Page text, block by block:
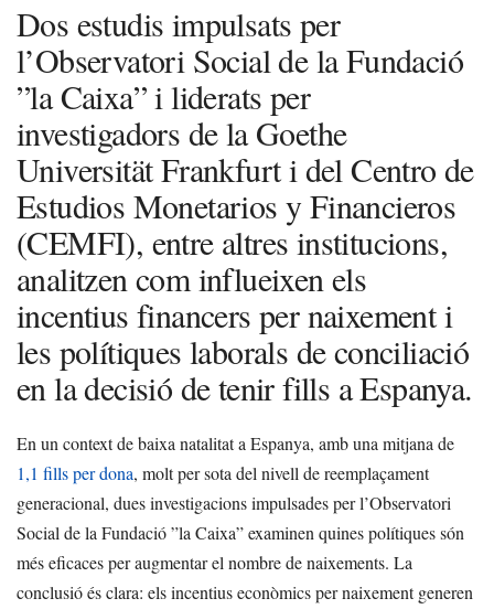
Dos estudis impulsats per
l’Observatori Social de la Fundació
”la Caixa” i liderats per
investigadors de la Goethe
Universität Frankfurt i del Centro de
Estudios Monetarios y Financieros
(CEMFI), entre altres institucions,
analitzen com influeixen els
incentius financers per naixement i
les polítiques laborals de conciliació
en la decisió de tenir fills a Espanya.
En un context de baixa natalitat a Espanya, amb una mitjana de
1,1 fills per dona, molt per sota del nivell de reemplaçament
generacional, dues investigacions impulsades per l’Observatori
Social de la Fundació ”la Caixa” examinen quines polítiques són
més eficaces per augmentar el nombre de naixements. La
conclusió és clara: els incentius econòmics per naixement generen